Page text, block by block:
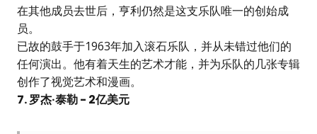
在其他成员去世后，亨利仍然是这支乐队唯一的创始成
员。
已故的鼓手于1963年加入滚石乐队，并从未错过他们的
任何演出。他有着天生的艺术才能，并为乐队的几张专辑
创作了视觉艺术和漫画。
7. 罗杰·泰勒 - 2亿美元